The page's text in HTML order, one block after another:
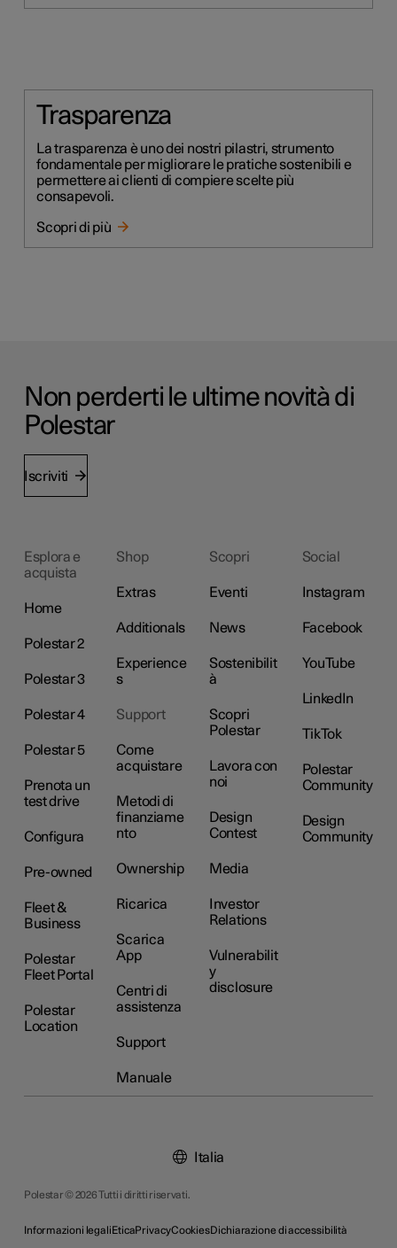
Trasparenza
La trasparenza è uno dei nostri pilastri, strumento
fondamentale per migliorare le pratiche sostenibili e
permettere ai clienti di compiere scelte più
consapevoli.
Scopri di più
Non perderti le ultime novità di
Polestar
Iscriviti
Esplora e
acquista
Home
Polestar 2
Polestar 3
Polestar 4
Polestar 5
Prenota un
test drive
Configura
Pre-owned
Fleet &
Business
Polestar
Fleet Portal
Polestar
Location
Shop
Extras
Additionals
Experience
s
Support
Come
acquistare
Metodi di
finanziame
nto
Ownership
Ricarica
Scarica
App
Centri di
assistenza
Support
Manuale
Scopri
Eventi
News
Sostenibilit
à
Scopri
Polestar
Lavora con
noi
Design
Contest
Media
Investor
Relations
Vulnerabilit
y
disclosure
Social
Instagram
Facebook
YouTube
LinkedIn
TikTok
Polestar
Community
Design
Community
Polestar © 2026 Tutti i diritti riservati.
Informazioni legaliEticaPrivacyCookiesDichiarazione di accessibilità
Italia